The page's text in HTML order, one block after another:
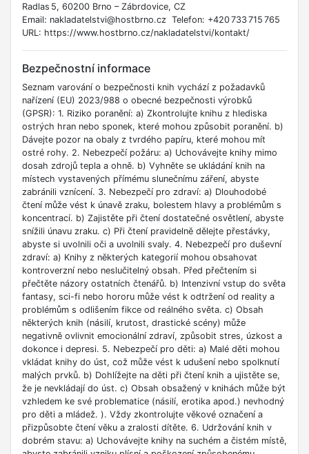
Radlas 5, 60200 Brno – Zábrdovice, CZ
Email: nakladatelstvi@hostbrno.cz Telefon: +420 733 715 765
URL: https://www.hostbrno.cz/nakladatelstvi/kontakt/
Bezpečnostní informace
Seznam varování o bezpečnosti knih vychází z požadavků
nařízení (EU) 2023/988 o obecné bezpečnosti výrobků
(GPSR): 1. Riziko poranění: a) Zkontrolujte knihu z hlediska
ostrých hran nebo sponek, které mohou způsobit poranění. b)
Dávejte pozor na obaly z tvrdého papíru, které mohou mít
ostré rohy. 2. Nebezpečí požáru: a) Uchovávejte knihy mimo
dosah zdrojů tepla a ohně. b) Vyhněte se ukládání knih na
místech vystavených přímému slunečnímu záření, abyste
zabránili vznícení. 3. Nebezpečí pro zdraví: a) Dlouhodobé
čtení může vést k únavě zraku, bolestem hlavy a problémům s
koncentrací. b) Zajistěte při čtení dostatečné osvětlení, abyste
snížili únavu zraku. c) Při čtení pravidelně dělejte přestávky,
abyste si uvolnili oči a uvolnili svaly. 4. Nebezpečí pro duševní
zdraví: a) Knihy z některých kategorií mohou obsahovat
kontroverzní nebo neslučitelný obsah. Před přečtením si
přečtěte názory ostatních čtenářů. b) Intenzivní vstup do světa
fantasy, sci-fi nebo hororu může vést k odtržení od reality a
problémům s odlišením fikce od reálného světa. c) Obsah
některých knih (násilí, krutost, drastické scény) může
negativně ovlivnit emocionální zdraví, způsobit stres, úzkost a
dokonce i depresi. 5. Nebezpečí pro děti: a) Malé děti mohou
vkládat knihy do úst, což může vést k udušení nebo spolknutí
malých prvků. b) Dohlížejte na děti při čtení knih a ujistěte se,
že je nevkládají do úst. c) Obsah obsažený v knihách může být
vzhledem ke své problematice (násilí, erotika apod.) nevhodný
pro děti a mládež. ). Vždy zkontrolujte věkové označení a
přizpůsobte čtení věku a zralosti dítěte. 6. Udržování knih v
dobrém stavu: a) Uchovávejte knihy na suchém a čistém místě,